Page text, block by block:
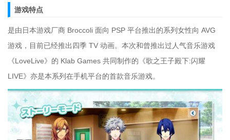
游戏特点
是由日本游戏厂商 Broccoli 面向 PSP 平台推出的系列女性向 AVG
游戏，目前已经推出四季 TV 动画。本次和曾推出过人气音乐游戏
《LoveLive》的 Klab Games 共同制作的《歌之王子殿下:闪耀
LIVE》亦是本系列在手机平台的首款音乐游戏。